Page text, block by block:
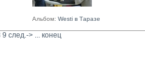
Альбом: Westi в Таразе
9 след.-> ... конец